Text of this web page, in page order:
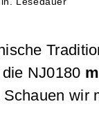
NJ0180
Schauen wir